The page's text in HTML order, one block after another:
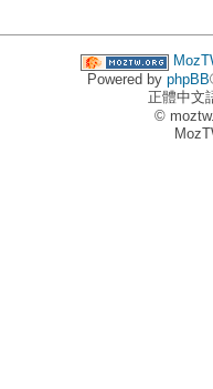
Powered by phpBB
正體中文
©